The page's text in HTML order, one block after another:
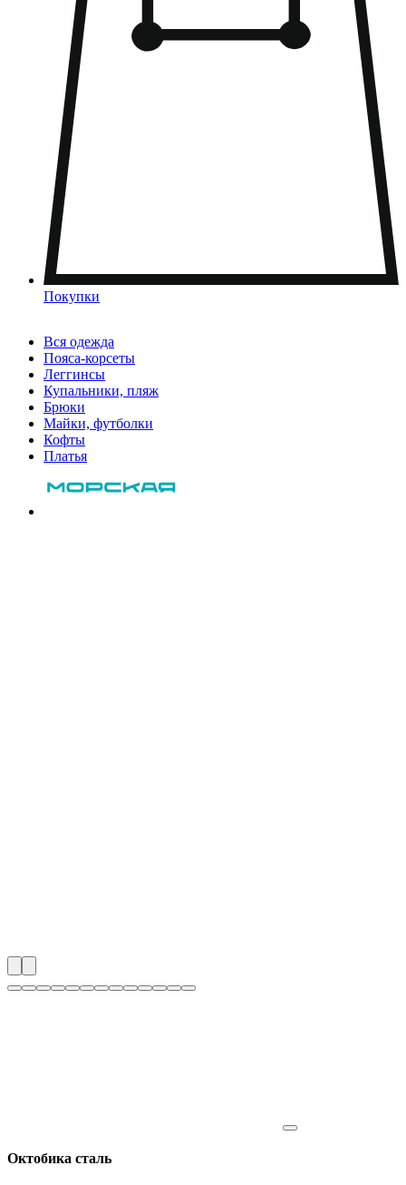
Покупки
Вся одежда
Пояса-корсеты
Леггинсы
Купальники, пляж
Брюки
Майки, футболки
Кофты
Платья
Октобика сталь